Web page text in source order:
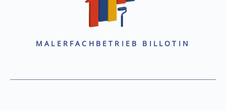
MALERFACHBETRIEB BILLOTIN